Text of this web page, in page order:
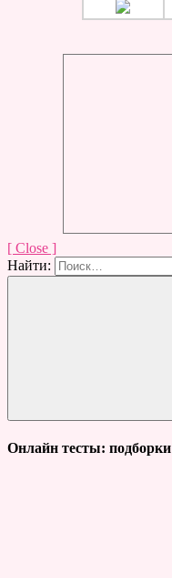
[ Close ]
Найти:
Онлайн тесты: подборки